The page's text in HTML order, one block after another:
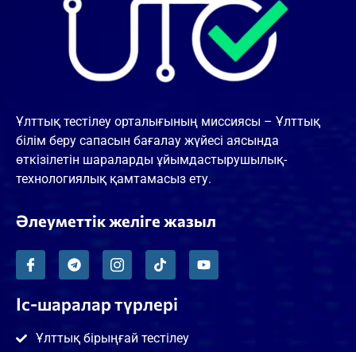
Ұлттық тестілеу орталығының миссиясы – Ұлттық
білім беру сапасын бағалау жүйесі аясында
өткізілетін шараларды ұйымдастырушылық-
технологиялық қамтамасыз ету.
Әлеуметтік желіге жазыл
Іс-шаралар түрлері
Ұлттық бірыңғай тестілеу